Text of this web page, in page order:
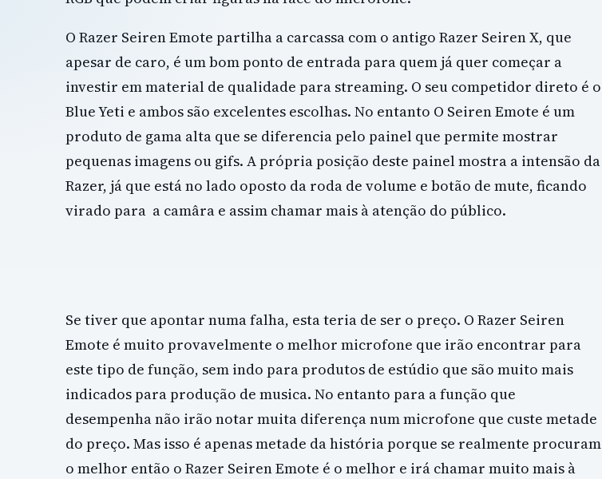
O Razer Seiren Emote partilha a carcassa com o antigo Razer Seiren X, que
apesar de caro, é um bom ponto de entrada para quem já quer começar a
investir em material de qualidade para streaming. O seu competidor direto é o
Blue Yeti e ambos são excelentes escolhas. No entanto O Seiren Emote é um
produto de gama alta que se diferencia pelo painel que permite mostrar
pequenas imagens ou gifs. A própria posição deste painel mostra a intensão da
Razer, já que está no lado oposto da roda de volume e botão de mute, ficando
virado para a camâra e assim chamar mais à atenção do público.
Se tiver que apontar numa falha, esta teria de ser o preço. O Razer Seiren
Emote é muito provavelmente o melhor microfone que irão encontrar para
este tipo de função, sem indo para produtos de estúdio que são muito mais
indicados para produção de musica. No entanto para a função que
desempenha não irão notar muita diferença num microfone que custe metade
do preço. Mas isso é apenas metade da história porque se realmente procuram
o melhor então o Razer Seiren Emote é o melhor e irá chamar muito mais à